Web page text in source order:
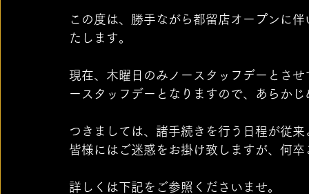
この度は、勝手ながら都留店オープンに
たします。
現在、木曜日のみノースタッフデーとさ
ースタッフデーとなりますので、あらか
つきましては、諸手続きを行う日程が従
皆様にはご迷惑をお掛け致しますが、何
詳しくは下記をご参照くださいませ。